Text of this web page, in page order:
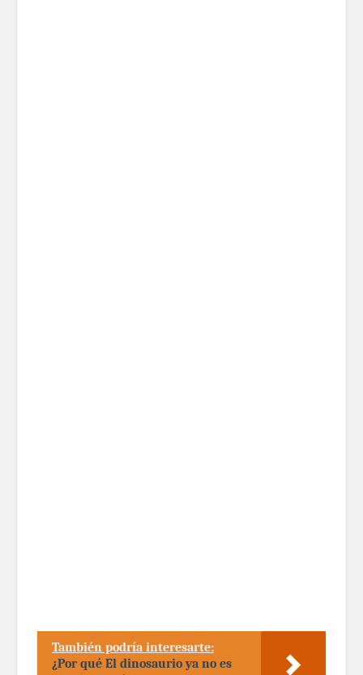
También podría interesarte:
¿Por qué El dinosaurio ya no es